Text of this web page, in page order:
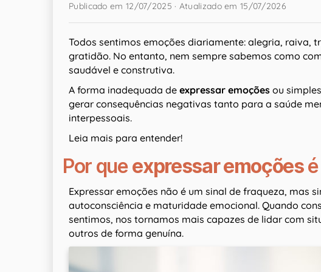
Publicado em 12/07/2025 · Atualizado em 15/07/2026
Todos sentimos emoções diariamente: alegria, raiva,
gratidão. No entanto, nem sempre sabemos como
saudável e construtiva.
A forma inadequada de expressar emoções ou
gerar consequências negativas tanto para a saúde
interpessoais.
Leia mais para entender!
Por queexpressar emoçõesé
Expressar emoções não é um sinal de fraqueza, mas
autoconsciência e maturidade emocional. Quando
sentimos, nos tornamos mais capazes de lidar com
outros de forma genuína.